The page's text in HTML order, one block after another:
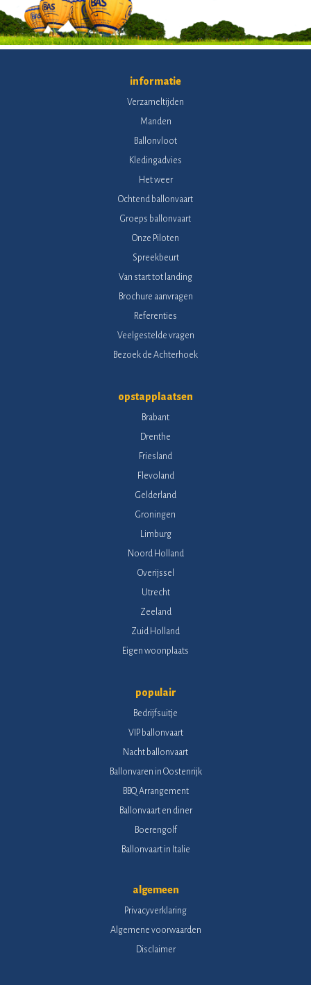
informatie
Verzameltijden
Manden
Ballonvloot
Kledingadvies
Het weer
Ochtend ballonvaart
Groeps ballonvaart
Onze Piloten
Spreekbeurt
Van start tot landing
Brochure aanvragen
Referenties
Veelgestelde vragen
Bezoek de Achterhoek
opstapplaatsen
Brabant
Drenthe
Friesland
Flevoland
Gelderland
Groningen
Limburg
Noord Holland
Overijssel
Utrecht
Zeeland
Zuid Holland
Eigen woonplaats
populair
Bedrijfsuitje
VIP ballonvaart
Nacht ballonvaart
Ballonvaren in Oostenrijk
BBQ Arrangement
Ballonvaart en diner
Boerengolf
Ballonvaart in Italie
algemeen
Privacyverklaring
Algemene voorwaarden
Disclaimer